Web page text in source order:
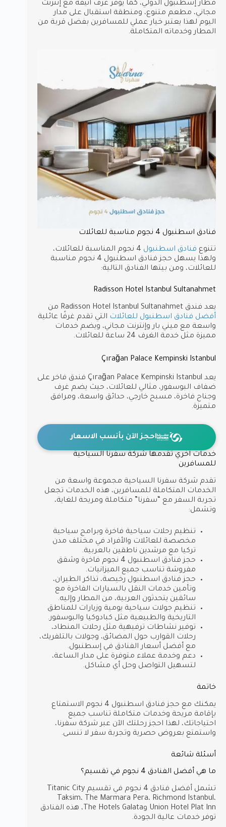
مطار إسطنبول الدولي، كما يوفر غرف أنيقة مع إنترنت
مجاني، مطعم متنوع، ومنطقة استقبال على مدار
اليوم لهذا يعتبر خيار عملي للمسافرين بفضل قربة من
المطار وخدماته المتكاملة.
فنادق اسطنبول 4 نجوم مناسبة للعائلات
تتنوع فنادق اسطنبول
4 نجوم المناسبة للعائلات،
ولهذا يسهل حجز فنادق اسطنبول 4 نجوم مناسبة
للعائلات، ومن بيتها الفنادق التالية:
Radisson Hotel Istanbul Sultanahmet
يعد فندق Radisson Hotel Istanbul Sultanahmet من
أفضل فنادق اسطنبول للعائلات التي تقدم غرفًا عائلية
واسعة مع ميني بار وإنترنت مجاني، ويضم خدمات
مميزة مثل خدمة الغرف 24 ساعة للعائلات.
Çırağan Palace Kempinski Istanbul
يعد Çırağan Palace Kempinski Istanbul فندق فاخر على
ضفاف البوسفور، مثالي للعائلات، حيث يضم غرف
وجناح فاخرة، مسبح خارجي، حدائق واسعة، ومرافق
متميزة.
احجز الآن بأنسب الاسعار
خدمات اخري تقدمها شركة سفرنا السياحية
للمسافرين
تقدم شركة سفرنا السياحية مجموعة واسعة من
الخدمات المتكاملة للمسافرين، هذه الخدمات تجعل
تجربة السفر مع “سفرنا” متكاملة ومريحة للغاية،
وتشمل:
تنظيم رحلات سياحية فاخرة وبرامج سياحية
مخصصة للعائلات والأفراد في مختلف مدن
تركيا مع مرشدين ناطقين بالعربية.
حجز فنادق اسطنبول 4 نجوم فاخرة وشقق
مفروشة تناسب جميع الميزانيات.
حجز فنادق اسطنبول رخيصة، تذاكر الطيران،
وتأمين خدمات النقل بالسيارات الفاخرة مع
سائقين يتحدثون العربية، من المطار وإليه.
تنظيم جولات سياحية يومية وزيارات للمناطق
التاريخية والطبيعية مثل كبادوكيا والبوسفور.
توفير نشاطات ترفيهية مثل رحلات المنطاد،
رحلات القوارب حول المضائق، وجولات بالتلفريك،
مع أفضل أسعار الفنادق في إسطنبول.
دعم وخدمة عملاء متوفرة على مدار الساعة،
لتسهيل التواصل وحل أي مشاكل.
خاتمة
يمكنك مع حجز فنادق اسطنبول 4 نجوم الاستمتاع
بإقامة مريحة وخدمات متكاملة تناسب جميع
احتياجاتك، لهذا احجز رحلتك الآن عبر شركة سفرنا،
واستمتع بعروض حصرية وتجربة سفر لا تنسى.
أسئلة شائعة
ما هي أفضل الفنادق 4 نجوم في تقسيم؟
تشمل أفضل فنادق 4 نجوم في تقسيم Titanic City
Taksim، The Marmara Pera، Richmond Istanbul،
Union Hotel Plat Inn وThe Hotels Galata، هذه الفنادق
توفر خدمات عالية الجودة.